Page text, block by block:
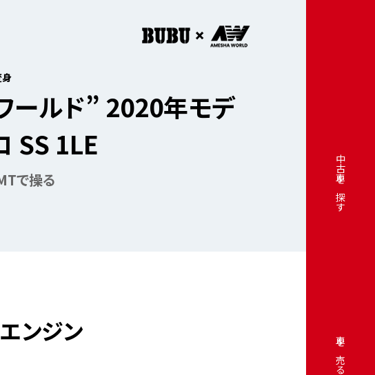
中古車を探す
車を売る
身
ルド” 2020年モデ
SS 1LE
で操る
ンジン